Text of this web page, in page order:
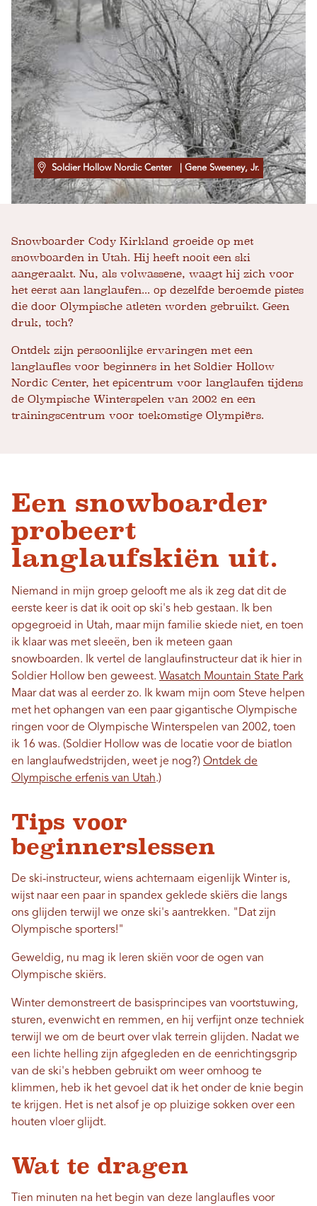
Soldier Hollow Nordic Center | Gene Sweeney, Jr.
Snowboarder Cody Kirkland groeide op met
snowboarden in Utah. Hij heeft nooit een ski
aangeraakt. Nu, als volwassene, waagt hij zich voor
het eerst aan langlaufen... op dezelfde beroemde pistes
die door Olympische atleten worden gebruikt. Geen
druk, toch?
Ontdek zijn persoonlijke ervaringen met een
langlaufles voor beginners in het Soldier Hollow
Nordic Center, het epicentrum voor langlaufen tijdens
de Olympische Winterspelen van 2002 en een
trainingscentrum voor toekomstige Olympiërs.
Een snowboarder
probeert
langlaufskiën uit.
Niemand in mijn groep gelooft me als ik zeg dat dit de
eerste keer is dat ik ooit op ski's heb gestaan. Ik ben
opgegroeid in Utah, maar mijn familie skiede niet, en toen
ik klaar was met sleeën, ben ik meteen gaan
snowboarden. Ik vertel de langlaufinstructeur dat ik hier in
Soldier Hollow ben geweest. Wasatch Mountain State Park
Maar dat was al eerder zo. Ik kwam mijn oom Steve helpen
met het ophangen van een paar gigantische Olympische
ringen voor de Olympische Winterspelen van 2002, toen
ik 16 was. (Soldier Hollow was de locatie voor de biatlon
en langlaufwedstrijden, weet je nog?) Ontdek de
Olympische erfenis van Utah.)
Tips voor
beginnerslessen
De ski-instructeur, wiens achternaam eigenlijk Winter is,
wijst naar een paar in spandex geklede skiërs die langs
ons glijden terwijl we onze ski's aantrekken. "Dat zijn
Olympische sporters!"
Geweldig, nu mag ik leren skiën voor de ogen van
Olympische skiërs.
Winter demonstreert de basisprincipes van voortstuwing,
sturen, evenwicht en remmen, en hij verfijnt onze techniek
terwijl we om de beurt over vlak terrein glijden. Nadat we
een lichte helling zijn afgegleden en de eenrichtingsgrip
van de ski's hebben gebruikt om weer omhoog te
klimmen, heb ik het gevoel dat ik het onder de knie begin
te krijgen. Het is net alsof je op pluizige sokken over een
houten vloer glijdt.
Wat te dragen
Tien minuten na het begin van deze langlaufles voor